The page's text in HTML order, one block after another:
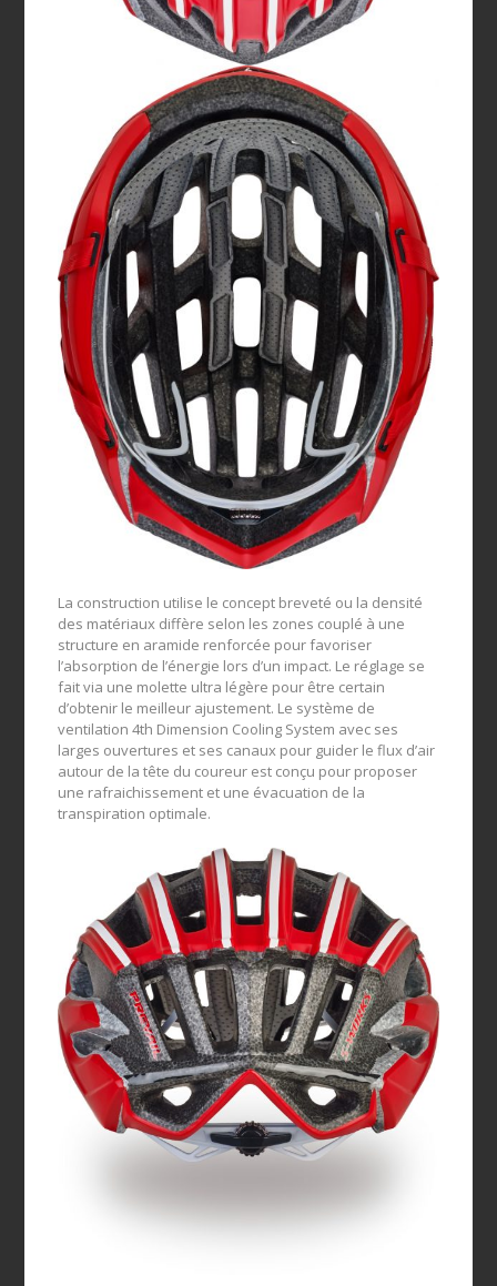
La construction utilise le concept breveté ou la densité
des matériaux diffère selon les zones couplé à une
structure en aramide renforcée pour favoriser
l’absorption de l’énergie lors d’un impact. Le réglage se
fait via une molette ultra légère pour être certain
d’obtenir le meilleur ajustement. Le système de
ventilation 4th Dimension Cooling System avec ses
larges ouvertures et ses canaux pour guider le flux d’air
autour de la tête du coureur est conçu pour proposer
une rafraichissement et une évacuation de la
transpiration optimale.